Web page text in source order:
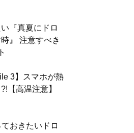
『真夏にドロ
』 注意すべき
3】スマホが熱
【高温注意】
ておきたいドロ